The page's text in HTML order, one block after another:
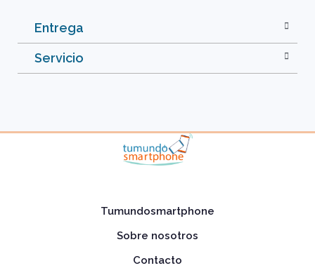
Entrega
Servicio
Tumundosmartphone
Sobre nosotros
Contacto